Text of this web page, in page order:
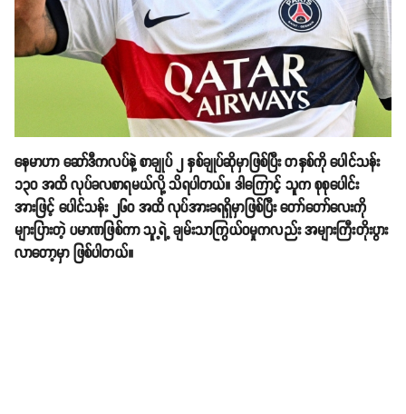
နေမာဟာ ဆော်ဒီကလပ်နဲ့ စာချုပ် ၂ နှစ်ချုပ်ဆိုမှာဖြစ်ပြီး တနှစ်ကို ပေါင်သန်း
၁၃၀ အထိ လုပ်ခလစာရမယ်လို့ သိရပါတယ်။ ဒါကြောင့် သူက စုစုပေါင်း
အားဖြင့် ပေါင်သန်း ၂၆၀ အထိ လုပ်အားခရရှိမှာဖြစ်ပြီး တော်တော်လေးကို
များပြားတဲ့ ပမာဏဖြစ်ကာ သူ့ရဲ့ ချမ်းသာကြွယ်၀မှုကလည်း အများကြီးတိုးပွား
လာတော့မှာ ဖြစ်ပါတယ်။